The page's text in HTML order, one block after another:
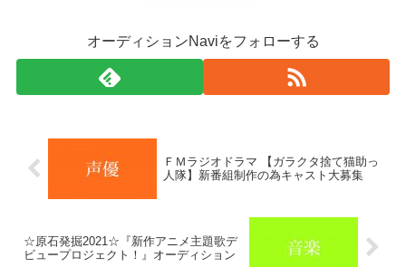
オーディションNaviをフォローする
ＦＭラジオドラマ 【ガラクタ捨て猫助っ
人隊】新番組制作の為キャスト大募集
☆原石発掘2021☆『新作アニメ主題歌デ
ビュープロジェクト！』オーディション